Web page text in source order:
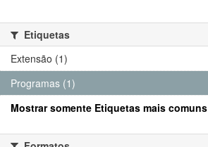
Etiquetas
Extensão (1)
Programas (1)
Mostrar somente Etiquetas mais comuns